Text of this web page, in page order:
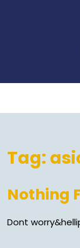
Tag:
Nothing
Dont